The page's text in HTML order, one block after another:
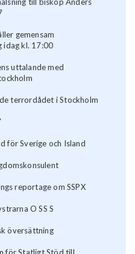
till biskop Anders
gemensam
idag kl. 17:00
uttalande med
terrordådet i Stockholm
för Sverige och Island
reportage om SSPX
O SS S
översättning